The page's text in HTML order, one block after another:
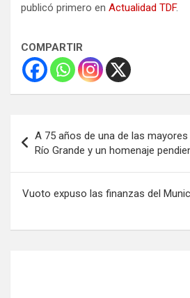
publicó primero en Actualidad TDF.
COMPARTIR
de
entradas
A 75 años de una de las
Río Grande y un homenaje
Vuoto expuso las finanzas del